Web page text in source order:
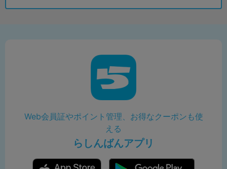
Web会員証やポイント管理、お得なクーポンも使
える
らしんばんアプリ